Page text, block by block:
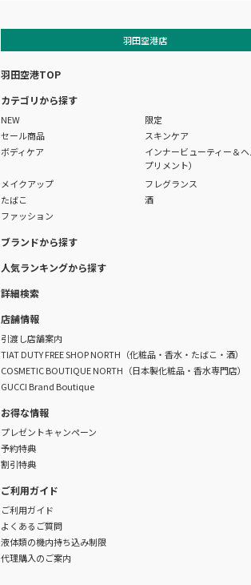
羽田空港店
羽田空港TOP
カテゴリから探す
NEW
限定
セール商品
スキンケア
ボディケア
インナービューティー＆
プリメント）
メイクアップ
フレグランス
たばこ
酒
ファッション
ブランドから探す
人気ランキングから探す
詳細検索
店舗情報
引渡し店舗案内
TIAT DUTY FREE SHOP NORTH（化粧品・香水・たばこ・酒）
COSMETIC BOUTIQUE NORTH（日本製化粧品・香水専門店）
GUCCI Brand Boutique
お得な情報
プレゼントキャンペーン
予約特典
割引特典
ご利用ガイド
ご利用ガイド
よくあるご質問
液体類の機内持ち込み制限
代理購入のご案内